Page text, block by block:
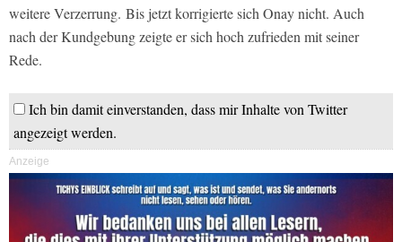
weitere Verzerrung. Bis jetzt korrigierte sich Onay nicht. Auch
nach der Kundgebung zeigte er sich hoch zufrieden mit seiner
Rede.
Ich bin damit einverstanden, dass mir Inhalte von Twitter
angezeigt werden.
Anzeige